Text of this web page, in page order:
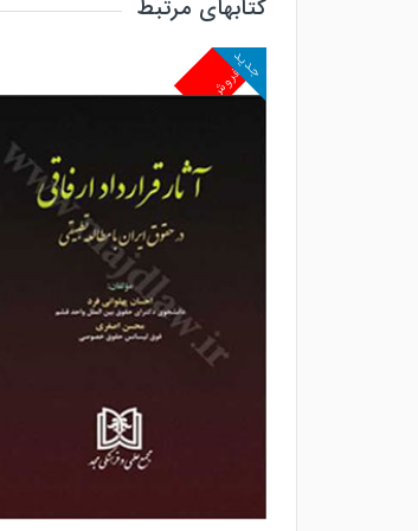
کتابهای مرتبط
پرفروش
جدید